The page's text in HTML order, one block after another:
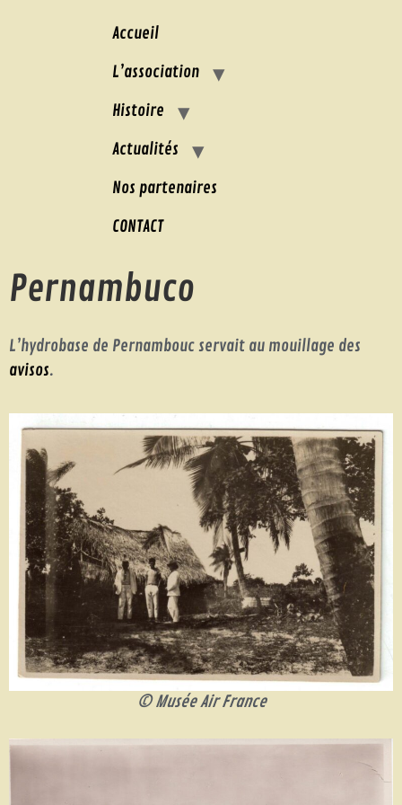
Accueil
L’association
Histoire
Actualités
Nos partenaires
CONTACT
Pernambuco
L’hydrobase de Pernambouc servait au mouillage des
avisos.
© Musée Air France